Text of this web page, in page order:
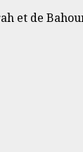
et de